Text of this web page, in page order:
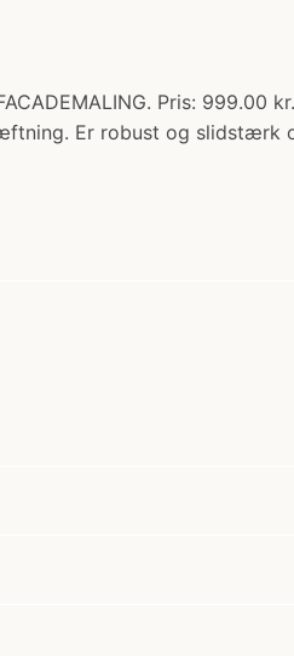
Pris:
Er robust og